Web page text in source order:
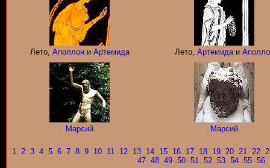
Лето, Аполлони Артемида Лето, Артемидаи
Марсий Марсий
1 2 3 4 5 6 7 8 9 10 11 12 13 14 15 16 17 18 19 20 21 22
47 48 49 50 51 52 53 54 55 56